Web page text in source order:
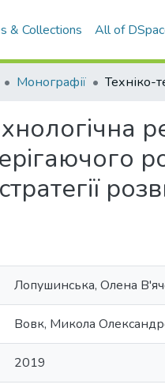
& Collections All of
Монографії
Лопушинська, Олена
Вовк, Микола
2019